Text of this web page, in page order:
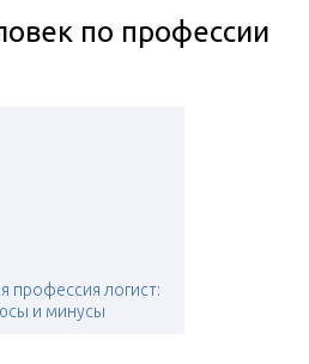
по профессии
профессия логист:
и минусы